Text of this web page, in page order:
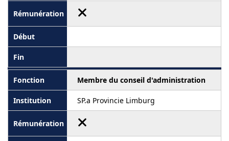
Membre du conseil d'administration
SP.a Provincie Limburg